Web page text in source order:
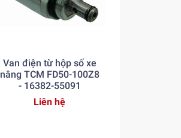
Van điện từ hộp số xe
nâng TCM FD50-100Z8
- 16382-55091
Liên hệ